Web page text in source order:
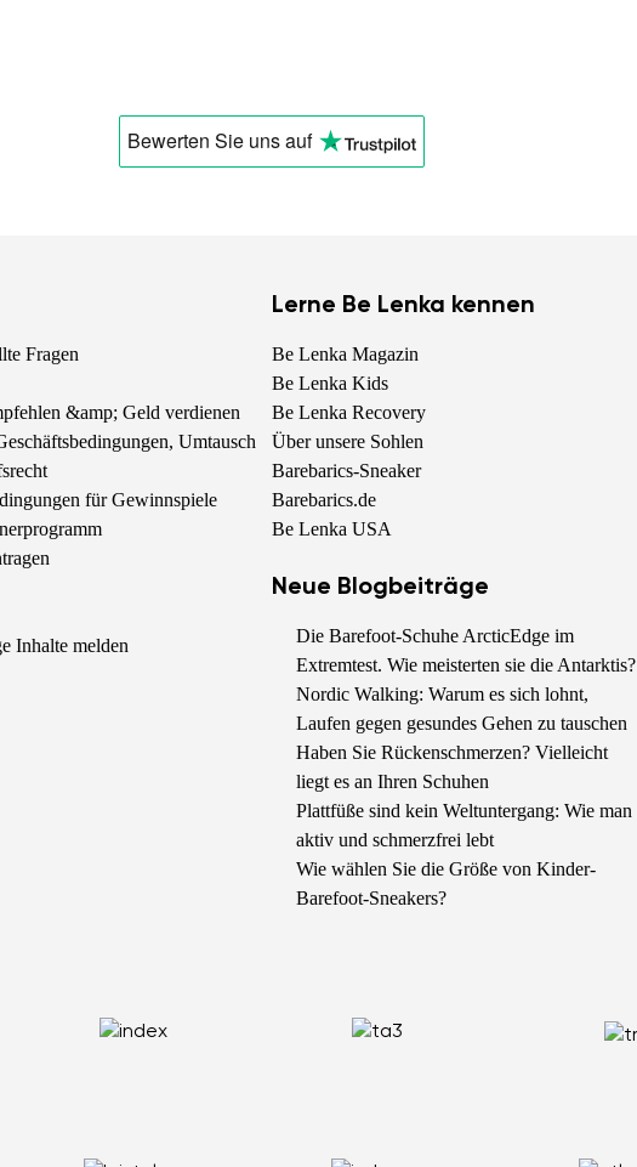
Bewerten Sie unsauf
Fragen
&amp; Geld verdienen
Umtausch
für Gewinnspiele
Inhalte melden
Lerne Be Lenka kennen
Be Lenka Magazin
Be Lenka Kids
Be Lenka Recovery
Über unsere Sohlen
Barebarics-Sneaker
Barebarics.de
Be Lenka USA
Neue Blogbeiträge
Die Barefoot-Schuhe ArcticEdge im
Extremtest. Wie meisterten sie die Antarktis?
Nordic Walking: Warum es sich lohnt,
Laufen gegen gesundes Gehen zu tauschen
Haben Sie Rückenschmerzen? Vielleicht
liegt es an Ihren Schuhen
Plattfüße sind kein Weltuntergang: Wie man
aktiv und schmerzfrei lebt
Wie wählen Sie die Größe von Kinder-
Barefoot-Sneakers?